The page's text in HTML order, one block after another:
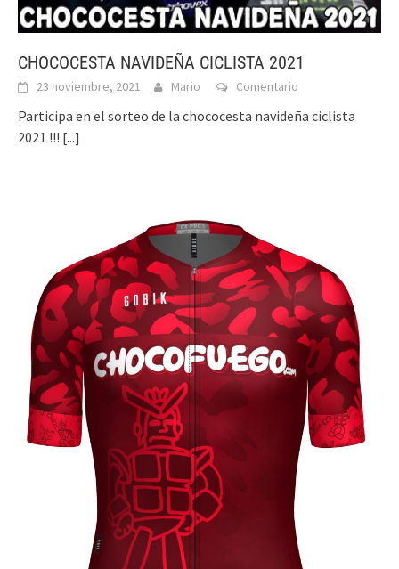
CHOCOCESTA NAVIDEÑA CICLISTA 2021
23 noviembre, 2021 Mario Comentario
Participa en el sorteo de la chococesta navideña ciclista
2021 !!! [...]